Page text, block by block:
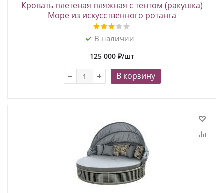
Кровать плетеная пляжная с тентом (ракушка)
Море из искусственного ротанга
В наличии
125 000 ₽/шт
В корзину